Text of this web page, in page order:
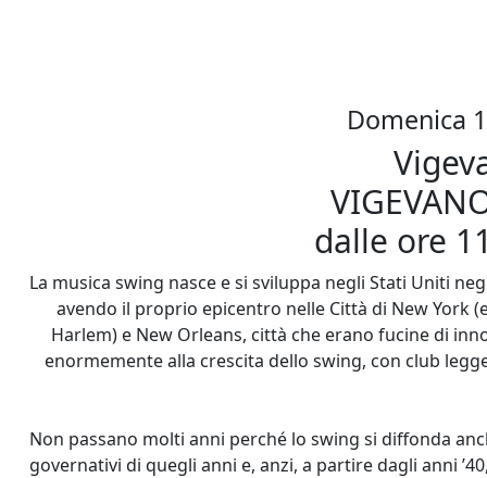
Domenica
dalle ore
La musica swing nasce e si sviluppa negli Stati Uniti
avendo il proprio epicentro nelle Città di New York
Harlem) e New Orleans, città che erano fucine di
enormemente alla crescita dello swing, con club
Non passano molti anni perché lo swing si diffonda
governativi di quegli anni e, anzi, a partire dagli anni